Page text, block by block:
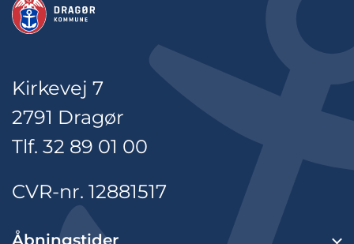
Kirkevej 7
2791 Dragør
Tlf. 32 89 01 00
CVR-nr. 12881517
Åbningstider